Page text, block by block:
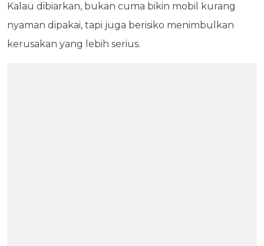
Kalau dibiarkan, bukan cuma bikin mobil kurang
nyaman dipakai, tapi juga berisiko menimbulkan
kerusakan yang lebih serius.